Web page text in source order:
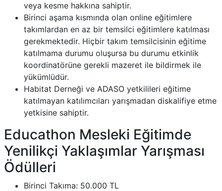
veya kesme hakkına sahiptir.
Birinci aşama kısmında olan online eğitimlere
takımlardan en az bir temsilci eğitimlere katılması
gerekmektedir. Hiçbir takım temsilcisinin eğitime
katılmama durumu oluşursa bu durumu etkinlik
koordinatörüne gerekli mazeret ile bildirmek ile
yükümlüdür.
Habitat Derneği ve ADASO yetkilileri eğitime
katılmayan katılımcıları yarışmadan diskalifiye etme
yetkisine sahiptir.
Educathon Mesleki Eğitimde
Yenilikçi Yaklaşımlar Yarışması
Ödülleri
Birinci Takıma: 50.000 TL